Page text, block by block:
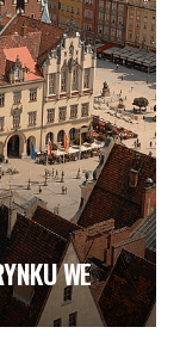
WE